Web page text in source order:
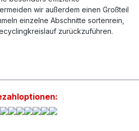
wir außerdem einen Großteil
einzelne Abschnitte sortenrein,
zurückzuführen.